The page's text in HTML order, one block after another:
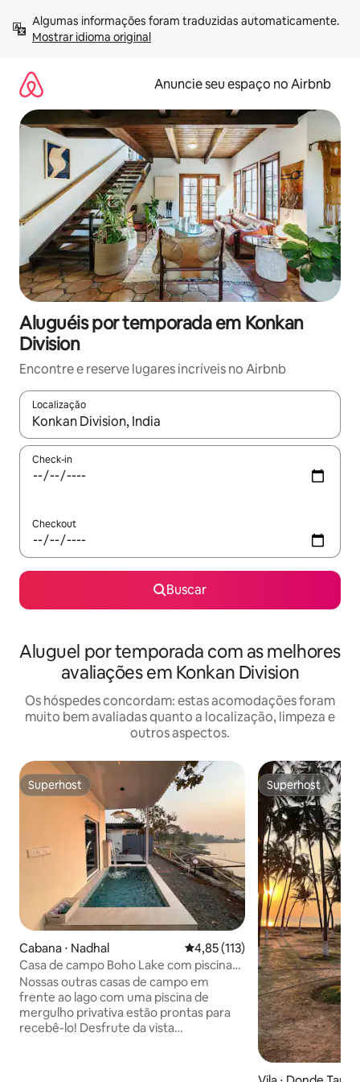
para
Mostrar idioma original
Anuncie seu espaço no Airbnb
Aluguéis por temporada em Konkan
Division
Encontre e reserve lugares incríveis no Airbnb
Localização
Quando os resultados estiverem disponíveis, explore-os
Check-in
Checkout
Buscar
Aluguel por temporada com as melhores
avaliações em Konkan Division
Os hóspedes concordam: estas acomodações foram
muito bem avaliadas quanto a localização, limpeza e
outros aspectos.
Superhost
Superhost
Cabana ⋅ Nadhal 4,85 de uma avaliação média de
4,85 (113)
Casa de campo Boho Lake com piscina
privativa
Nossas outras casas de campo em
frente ao lago com uma piscina de
mergulho privativa estão prontas para
recebê-lo! Desfrute da vista
Superhost
Superhost